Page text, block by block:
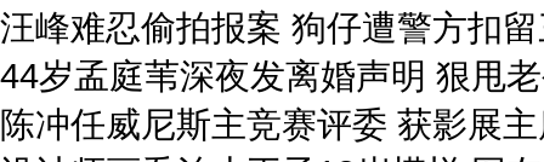
汪峰难忍偷拍报案 狗仔遭警方扣
44岁孟庭苇深夜发离婚声明 狠甩
陈冲任威尼斯主竞赛评委 获影展